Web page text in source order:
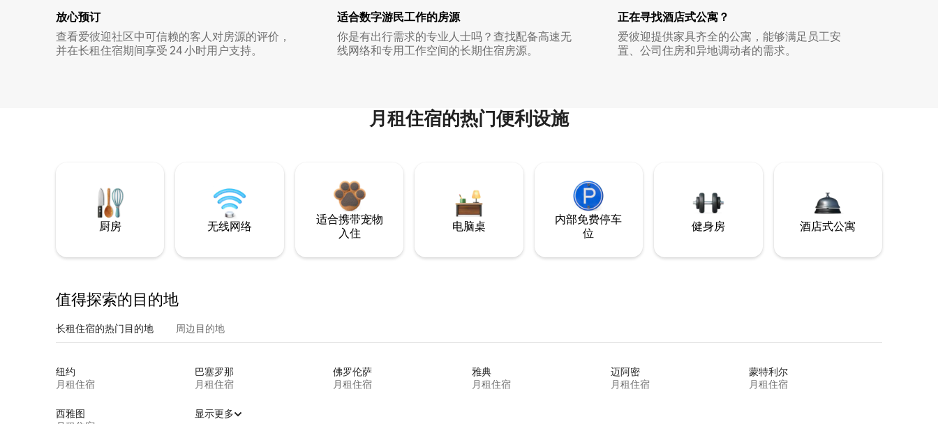
放心预订
查看爱彼迎社区中可信赖的客人对房源的评价，
并在长租住宿期间享受 24 小时用户支持。
适合数字游民工作的房源
你是有出行需求的专业人士吗？查找配备高速无
线网络和专用工作空间的长期住宿房源。
正在寻找酒店式公寓？
爱彼迎提供家具齐全的公寓，能够满足员工安
置、公司住房和异地调动者的需求。
月租住宿的热门便利设施
厨房 无线网络
适合携带宠物
入住
电脑桌
内部免费停车
位
健身房 酒店式公寓
值得探索的目的地
长租住宿的热门目的地 周边目的地
纽约
月租住宿
巴塞罗那
月租住宿
佛罗伦萨
月租住宿
雅典
月租住宿
迈阿密
月租住宿
蒙特利尔
月租住宿
西雅图
显示更多